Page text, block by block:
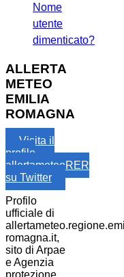
Nome
utente
dimenticato?
ALLERTA
METEO
EMILIA
ROMAGNA
Visita il
profilo
allertameteoRER
su Twitter
Profilo
ufficiale di
romagna.it,
sito di Arpae
e Agenzia
protezione